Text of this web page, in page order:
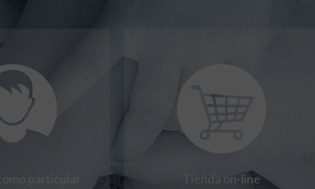
particular Tienda on-line